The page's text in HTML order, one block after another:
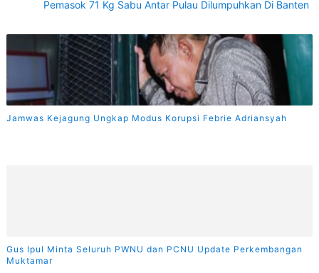
Pemasok 71 Kg Sabu Antar Pulau Dilumpuhkan Di Banten
Jamwas Kejagung Ungkap Modus Korupsi Febrie Adriansyah
Gus Ipul Minta Seluruh PWNU dan PCNU Update Perkembangan
Muktamar